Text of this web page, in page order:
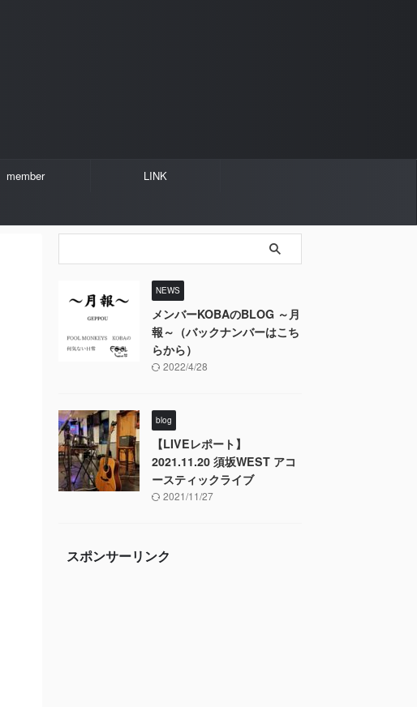
member LINK
NEWS
メンバーKOBAのBLOG ～月
報～（バックナンバーはこち
らから）
2022/4/28
blog
【LIVEレポート】
2021.11.20 須坂WEST アコ
ースティックライブ
2021/11/27
スポンサーリンク